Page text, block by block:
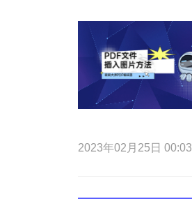
2023年02月25日 00:03